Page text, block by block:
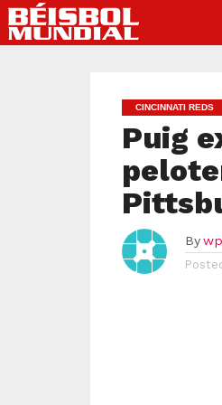
CINCINNATI REDS
Puig
By